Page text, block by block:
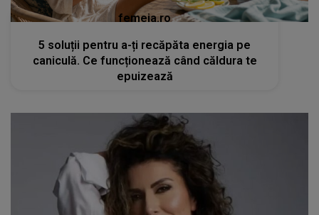
femeia.ro
5 soluții pentru a-ți recăpăta energia pe
caniculă. Ce funcționează când căldura te
epuizează